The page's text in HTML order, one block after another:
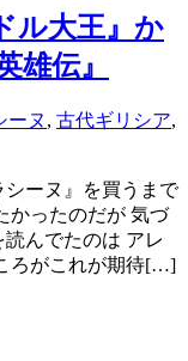
ル大王』か
雄伝』
ーヌ , 古代ギリシア,
ーヌ』を買うまで
かったのだが 気づ
んでたのは アレ
ろがこれが期待[…]